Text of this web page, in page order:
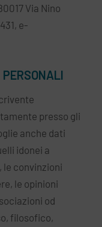
Via Nino
e-
PERSONALI
presso gli
anche dati
idonei a
le convinzioni
le opinioni
od
filosofico,